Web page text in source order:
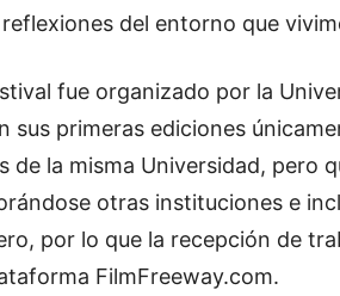
del entorno que
fue organizado por la
sus primeras ediciones
de la misma Universidad, pero
otras instituciones e
por lo que la recepción de
FilmFreeway.com.